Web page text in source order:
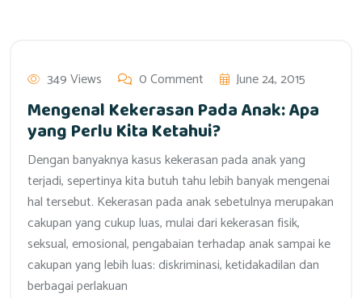
349 Views 0 Comment June 24, 2015
Mengenal Kekerasan Pada Anak: Apa
yang Perlu Kita Ketahui?
Dengan banyaknya kasus kekerasan pada anak yang
terjadi, sepertinya kita butuh tahu lebih banyak mengenai
hal tersebut. Kekerasan pada anak sebetulnya merupakan
cakupan yang cukup luas, mulai dari kekerasan fisik,
seksual, emosional, pengabaian terhadap anak sampai ke
cakupan yang lebih luas: diskriminasi, ketidakadilan dan
berbagai perlakuan